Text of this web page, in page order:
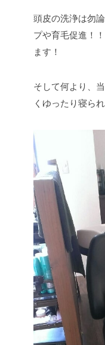
頭皮の洗浄は勿
プや育毛促進！！
ます！
そして何より、
くゆったり寝ら